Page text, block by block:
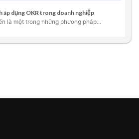
áp dụng OKR trong doanh nghiệp
là một trong những phương pháp...